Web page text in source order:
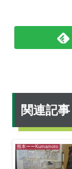
関連記事
熊本ーーKumamoto